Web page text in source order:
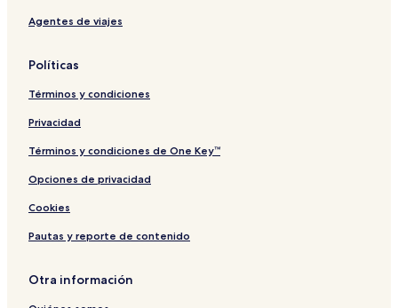
Agentes de viajes
Políticas
Términos y condiciones
Privacidad
Términos y condiciones de One Key™
Opciones de privacidad
Cookies
Pautas y reporte de contenido
Otra información